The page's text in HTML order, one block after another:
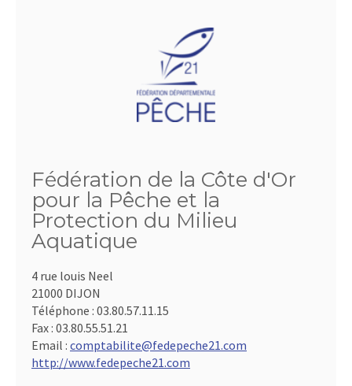
Fédération de la Côte d'Or
pour la Pêche et la
Protection du Milieu
Aquatique
4 rue louis Neel
21000 DIJON
Téléphone : 03.80.57.11.15
Fax : 03.80.55.51.21
Email : comptabilite@fedepeche21.com
http://www.fedepeche21.com